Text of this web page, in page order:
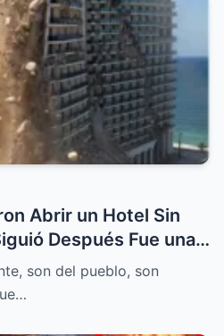
Abrir un Hotel Sin
Después Fue una
Tan Inesperados que
el Destino de Todos
son del pueblo, son